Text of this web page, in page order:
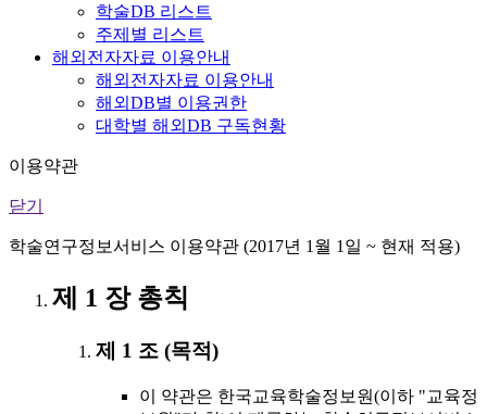
학술DB 리스트
주제별 리스트
해외전자자료 이용안내
해외전자자료 이용안내
해외DB별 이용권한
대학별 해외DB 구독현황
이용약관
닫기
학술연구정보서비스 이용약관 (2017년 1월 1일 ~ 현재 적용)
제 1 장 총칙
제 1 조 (목적)
이 약관은 한국교육학술정보원(이하 "교육정